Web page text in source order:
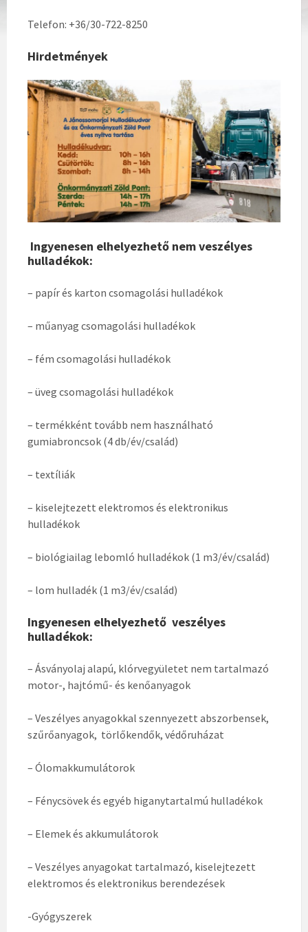
Telefon: +36/30-722-8250
Hirdetmények
Ingyenesen elhelyezhető nem veszélyes
hulladékok:
– papír és karton csomagolási hulladékok
– műanyag csomagolási hulladékok
– fém csomagolási hulladékok
– üveg csomagolási hulladékok
– termékként tovább nem használható
gumiabroncsok (4 db/év/család)
– textíliák
– kiselejtezett elektromos és elektronikus
hulladékok
– biológiailag lebomló hulladékok (1 m3/év/család)
– lom hulladék (1 m3/év/család)
Ingyenesen elhelyezhető veszélyes
hulladékok:
– Ásványolaj alapú, klórvegyületet nem tartalmazó
motor-, hajtómű- és kenőanyagok
– Veszélyes anyagokkal szennyezett abszorbensek,
szűrőanyagok, törlőkendők, védőruházat
– Ólomakkumulátorok
– Fénycsövek és egyéb higanytartalmú hulladékok
– Elemek és akkumulátorok
– Veszélyes anyagokat tartalmazó, kiselejtezett
elektromos és elektronikus berendezések
-Gyógyszerek